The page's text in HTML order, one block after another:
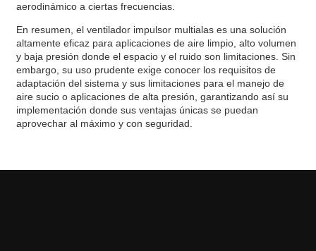
aerodinámico a ciertas frecuencias.
En resumen, el ventilador impulsor multialas es una solución
altamente eficaz para aplicaciones de aire limpio, alto volumen
y baja presión donde el espacio y el ruido son limitaciones. Sin
embargo, su uso prudente exige conocer los requisitos de
adaptación del sistema y sus limitaciones para el manejo de
aire sucio o aplicaciones de alta presión, garantizando así su
implementación donde sus ventajas únicas se puedan
aprovechar al máximo y con seguridad.